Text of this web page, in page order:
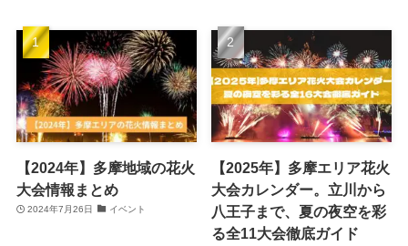
【2024年】多摩地域の花火
大会情報まとめ
2024年7月26日 イベント
【2025年】多摩エリア花火
大会カレンダー。立川から
八王子まで、夏の夜空を彩
る全11大会徹底ガイド